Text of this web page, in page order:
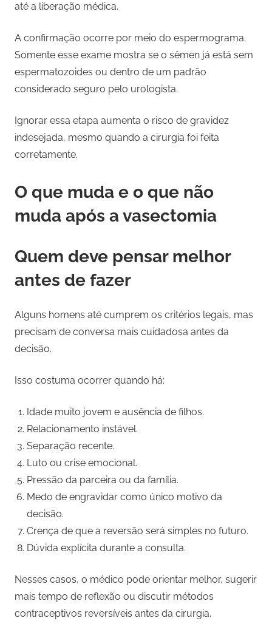
até a liberação médica.
A confirmação ocorre por meio do espermograma.
Somente esse exame mostra se o sêmen já está sem
espermatozoides ou dentro de um padrão
considerado seguro pelo urologista.
Ignorar essa etapa aumenta o risco de gravidez
indesejada, mesmo quando a cirurgia foi feita
corretamente.
O que muda e o que não
muda após a vasectomia
Quem deve pensar melhor
antes de fazer
Alguns homens até cumprem os critérios legais, mas
precisam de conversa mais cuidadosa antes da
decisão.
Isso costuma ocorrer quando há:
Idade muito jovem e ausência de filhos.
Relacionamento instável.
Separação recente.
Luto ou crise emocional.
Pressão da parceira ou da família.
Medo de engravidar como único motivo da
decisão.
Crença de que a reversão será simples no futuro.
Dúvida explícita durante a consulta.
Nesses casos, o médico pode orientar melhor, sugerir
mais tempo de reflexão ou discutir métodos
contraceptivos reversíveis antes da cirurgia.